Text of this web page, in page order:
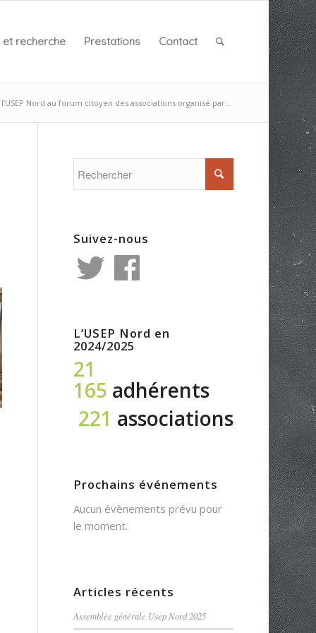
recherche Prestations Contact
Nord au forum citoyen des associations organisé par...
Suivez-nous
Twitter Facebook
L’USEP Nord en
2024/2025
21
165 adhérents
221 associations
Prochains événements
Aucun évènements prévu pour
le moment.
Articles récents
Assemblée générale Usep Nord 2025